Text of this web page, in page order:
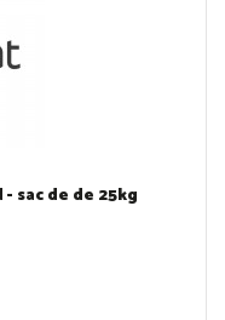
sac de de 25kg